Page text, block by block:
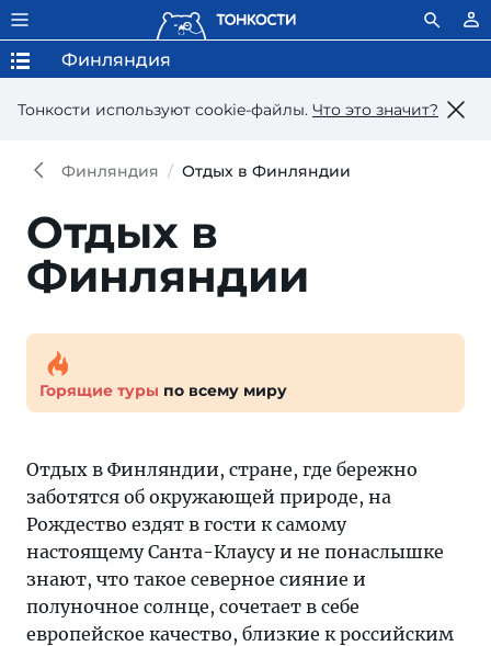
Тонкости используют сookie-файлы. Что это значит?
Финляндия
Финляндия Отдых в Финляндии
Отдых в
Финляндии
Горящие туры по всему миру
Отдых в Финляндии, стране, где бережно
заботятся об окружающей природе, на
Рождество ездят в гости к самому
настоящему Санта-Клаусу и не понаслышке
знают, что такое северное сияние и
полуночное солнце, сочетает в себе
европейское качество, близкие к российским